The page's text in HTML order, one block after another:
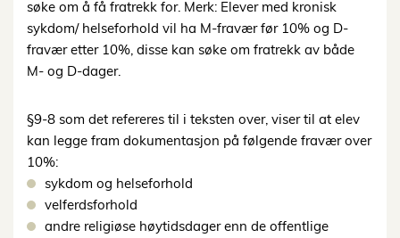
søke om å få fratrekk for. Merk: Elever med kronisk
sykdom/ helseforhold vil ha M-fravær før 10% og D-
fravær etter 10%, disse kan søke om fratrekk av både
M- og D-dager.
§9-8 som det refereres til i teksten over, viser til at elev
kan legge fram dokumentasjon på følgende fravær over
10%:
sykdom og helseforhold
velferdsforhold
andre religiøse høytidsdager enn de offentlige